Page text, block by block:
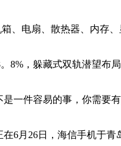
电扇、散热器、内存
，躲藏式双轨潜望布局
件容易的事，你需要
6月26日，海信手机于